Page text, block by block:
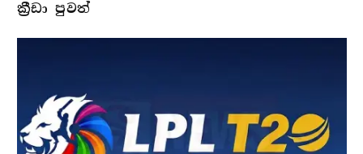
ක්‍රීඩා පුවත්